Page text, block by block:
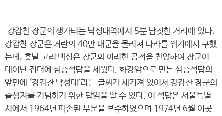
강감찬 장군의 생가터는 낙성대역에서 5분 남짓한 거리에 있다.
강감찬 장군은 거란의 40만 대군을 물리쳐 나라를 위기에서 구했
는데, 훗날 고려 백성은 장군의 이러한 공적을 찬양하여 장군이
태어난 집터에 삼층석탑을 세웠다. 화강암으로 만든 삼층석탑의
앞면에 ‘강감찬 낙성대’라는 글씨가 새겨져 있어서 강감찬 장군의
출생지를 기념하기 위한 탑임을 알 수 있다. 이 석탑은 서울특별
시에서 1964년 파손된 부분을 보수하였으며 1974년 6월 이곳